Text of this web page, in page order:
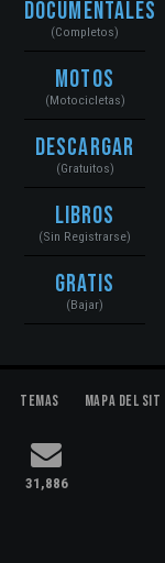
Documentales
(Completos)
Motos
(Motocicletas)
Descargar
(Gratuitos)
Libros
(Sin Registrarse)
Gratis
(Bajar)
Temas Mapa del
31,886